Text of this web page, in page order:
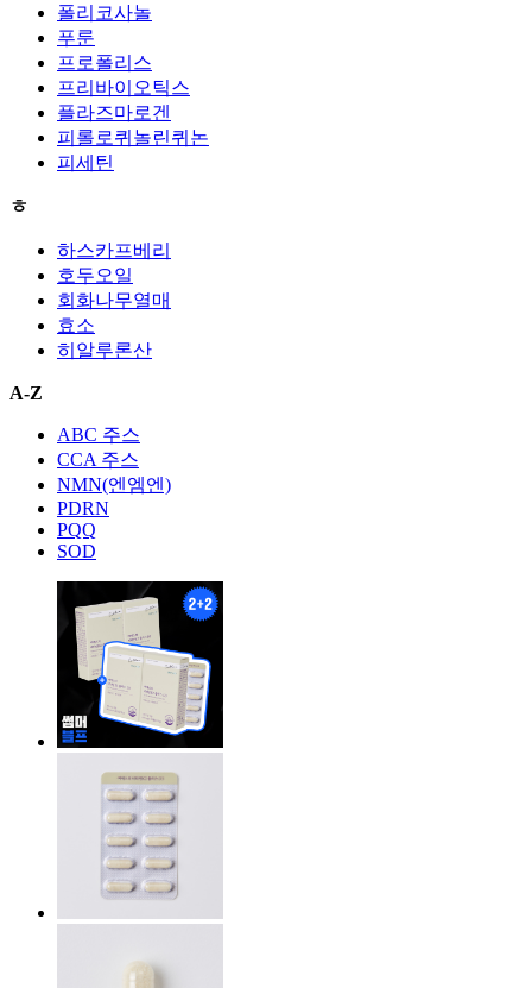
폴리코사놀
푸룬
프로폴리스
프리바이오틱스
플라즈마로겐
피롤로퀴놀린퀴논
피세틴
ㅎ
하스카프베리
호두오일
회화나무열매
효소
히알루론산
A-Z
ABC 주스
CCA 주스
NMN(엔엠엔)
PDRN
PQQ
SOD